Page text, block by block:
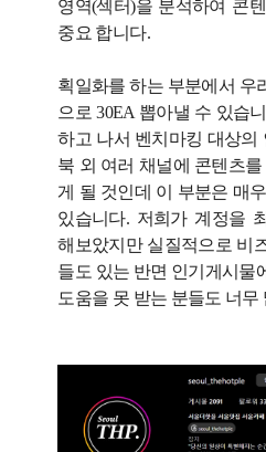
영역(섹터)을 분석하여 콘
중요 합니다.
획일화를 하는 부분에서 우
으로 30EA 뽑아낼 수 있습
하고 나서 벤치마킹 대상의
북 외 여러 채널에 콘텐츠
게 될 것인데 이 부분은 매
있습니다. 저희가 계정을
해보았지만 실질적으로 비
들도 있는 반면 인기게시물
도움을 못 받는 분들도 너무